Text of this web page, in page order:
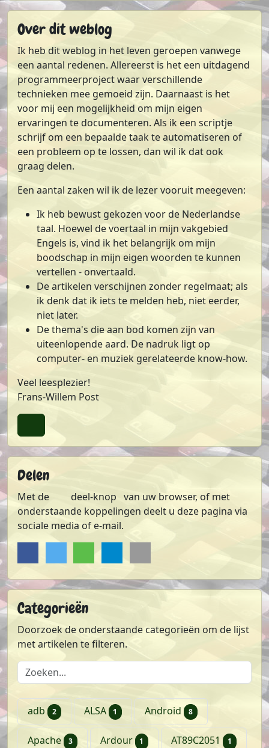
Over dit weblog
Ik heb dit weblog in het leven geroepen vanwege
een aantal redenen. Allereerst is het een uitdagend
programmeerproject waar verschillende
technieken mee gemoeid zijn. Daarnaast is het
voor mij een mogelijkheid om mijn eigen
ervaringen te documenteren. Als ik een scriptje
schrijf om een bepaalde taak te automatiseren of
een probleem op te lossen, dan wil ik dat ook
graag delen.
Een aantal zaken wil ik de lezer vooruit meegeven:
Ik heb bewust gekozen voor de Nederlandse
taal. Hoewel de voertaal in mijn vakgebied
Engels is, vind ik het belangrijk om mijn
boodschap in mijn eigen woorden te kunnen
vertellen - onvertaald.
De artikelen verschijnen zonder regelmaat; als
ik denk dat ik iets te melden heb, niet eerder,
niet later.
De thema's die aan bod komen zijn van
uiteenlopende aard. De nadruk ligt op
computer- en muziek gerelateerde know-how.
Veel leesplezier!
Frans-Willem Post
Delen
Met de deel-knop van uw browser, of met
onderstaande koppelingen deelt u deze pagina via
sociale media of e-mail.
Categorieën
Doorzoek de onderstaande categorieën om de lijst
met artikelen te filteren.
Doorzoek de lijst met categorieën
adb 2 artikelen
ALSA 1 artikelAndroid 8 artikelen
Apache 3 artikelenArdour 1 artikelAT89C2051 1 artikel